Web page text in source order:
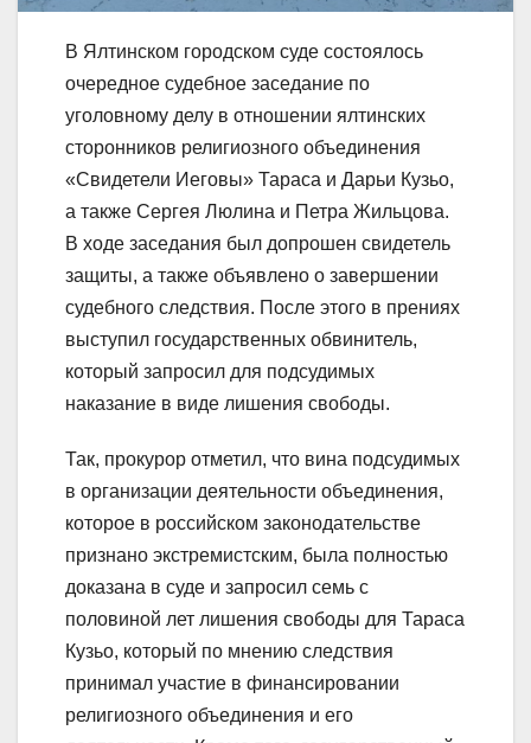
В Ялтинском городском суде состоялось
очередное судебное заседание по
уголовному делу в отношении ялтинских
сторонников религиозного объединения
«Свидетели Иеговы» Тараса и Дарьи Кузьо,
а также Сергея Люлина и Петра Жильцова.
В ходе заседания был допрошен свидетель
защиты, а также объявлено о завершении
судебного следствия. После этого в прениях
выступил государственных обвинитель,
который запросил для подсудимых
наказание в виде лишения свободы.
Так, прокурор отметил, что вина подсудимых
в организации деятельности объединения,
которое в российском законодательстве
признано экстремистским, была полностью
доказана в суде и запросил семь с
половиной лет лишения свободы для Тараса
Кузьо, который по мнению следствия
принимал участие в финансировании
религиозного объединения и его